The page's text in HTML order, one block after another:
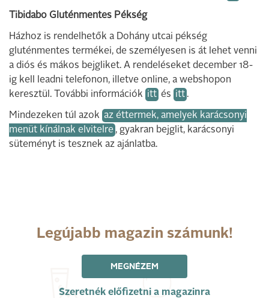
Tibidabo Gluténmentes Pékség
Házhoz is rendelhetők a Dohány utcai pékség
gluténmentes termékei, de személyesen is át lehet venni
a diós és mákos bejgliket. A rendeléseket december 18-
ig kell leadni telefonon, illetve online, a webshopon
keresztül. További információk itt és itt .
Mindezeken túl azok az éttermek, amelyek karácsonyi
menüt kínálnak elvitelre , gyakran bejglit, karácsonyi
süteményt is tesznek az ajánlatba.
Legújabb magazin számunk!
MEGNÉZEM
Szeretnék előfizetni a magazinra